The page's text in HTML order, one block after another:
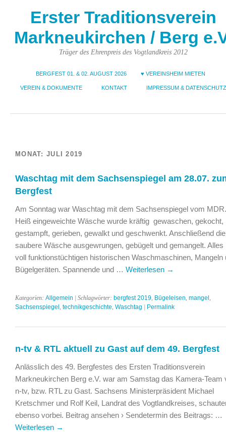
BERGFEST 01. & 02. AUGUST 2026 ♥ VEREINSHEIM MIETEN
VEREIN & DOKUMENTE KONTAKT IMPRESSUM & DATENSCHUTZ
Erster Traditionsverein
Markneukirchen / Berg
Träger des Ehrenpreis des Vogtlandkreis 2012
MONAT: JULI 2019
Waschtag mit dem Sachsenspiegel am 28.07.
Bergfest
Am Sonntag war Waschtag mit dem Sachsenspiegel vom MDR.
Heiß eingeweichte Wäsche wurde kräftig gewaschen, gekocht,
gestampft, gerieben, gewalkt und geschwenkt. Anschließend die
saubere Wäsche ausgewrungen, gebügelt und gemangelt. Alles
voll funktionstüchtigen historischen Waschmaschinen, Mangeln
Bügelgeräten. Spannende und … Weiterlesen →
Kategorien: Allgemein | Schlagwörter: bergfest 2019, Bügeleisen, mangel ,
Sachsenspiegel , technikgeschichte, Waschtag Permalink
n-tv & RTL aktuell zu Gast auf dem 49. Bergfest
Anlässlich des 49. Bergfestes des Ersten Traditionsverein
Markneukirchen Berg e.V. war am Samstag das Kamera-Team
n-tv, bzw. RTL zu Gast. Sachsens Ministerpräsident Michael
Kretschmer und Rolf Keil, Landrat des Vogtlandkreises,
ebenso vorbei. Beitrag ansehen › Sendetermin des Beitrags: …
Weiterlesen →